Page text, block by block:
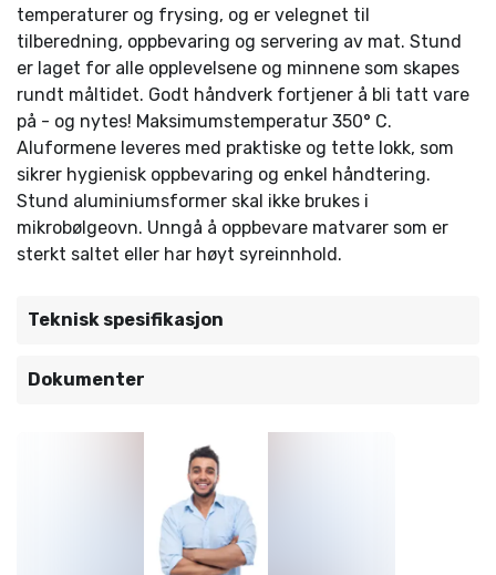
temperaturer og frysing, og er velegnet til
tilberedning, oppbevaring og servering av mat. Stund
er laget for alle opplevelsene og minnene som skapes
rundt måltidet. Godt håndverk fortjener å bli tatt vare
på - og nytes! Maksimumstemperatur 350° C.
Aluformene leveres med praktiske og tette lokk, som
sikrer hygienisk oppbevaring og enkel håndtering.
Stund aluminiumsformer skal ikke brukes i
mikrobølgeovn. Unngå å oppbevare matvarer som er
sterkt saltet eller har høyt syreinnhold.
Teknisk spesifikasjon
Dokumenter